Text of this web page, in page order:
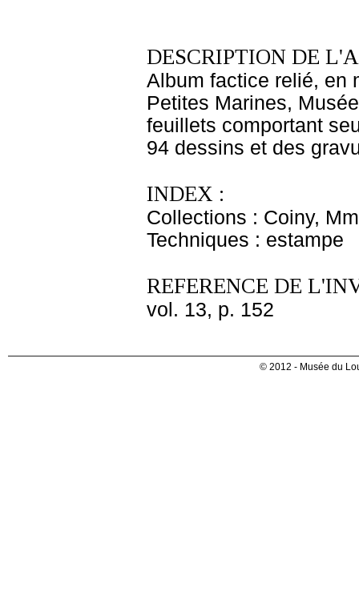
DESCRIPTION DE
Album factice relié, en
Petites Marines,
feuillets comportant
94 dessins et des
INDEX :
Collections : Coiny,
Techniques : estampe
REFERENCE DE
vol. 13, p. 152
© 2012 - Musée du